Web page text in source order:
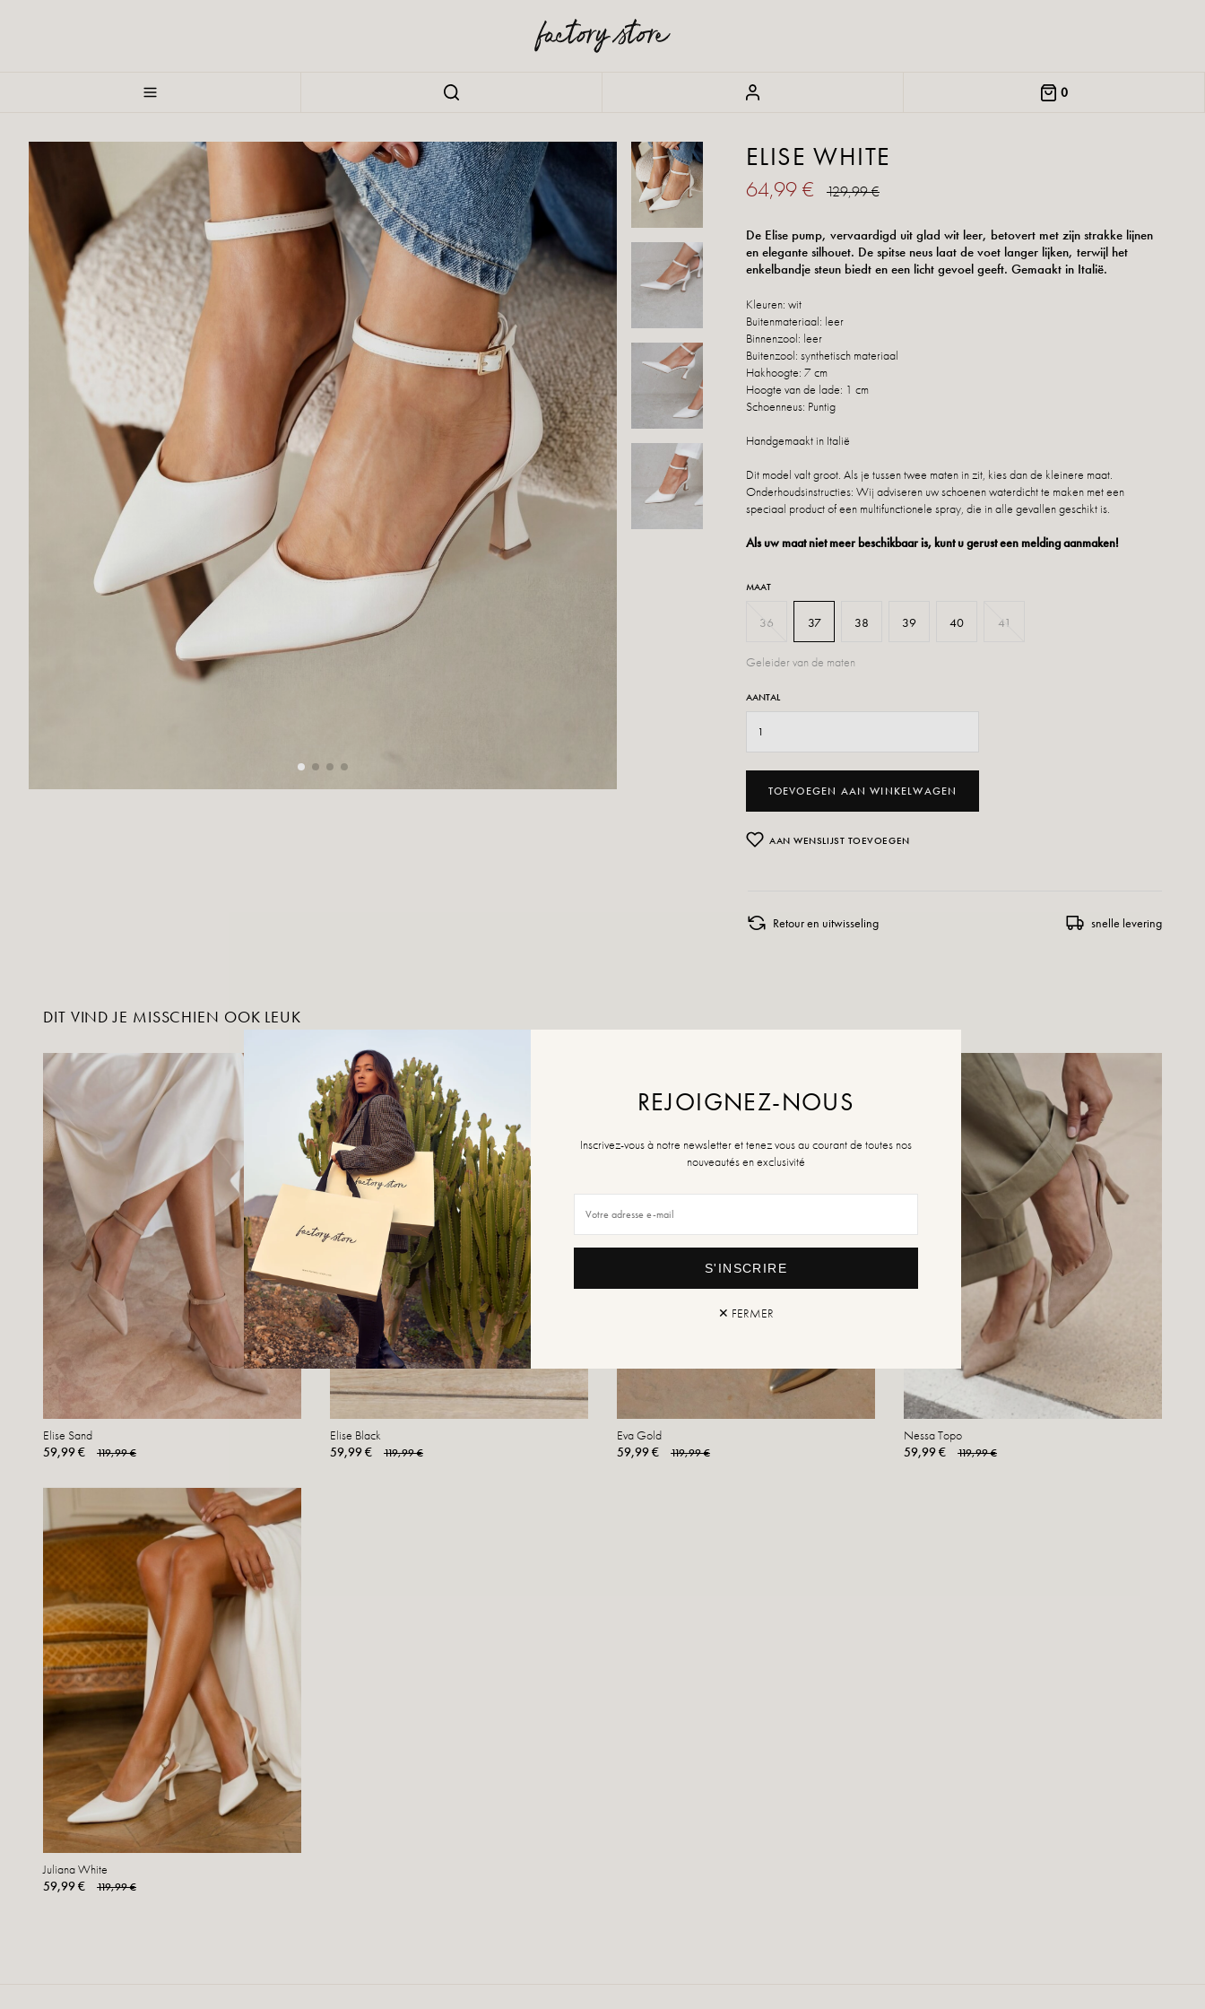
0
ELISE WHITE
64,99 € 129,99 €
De Elise pump, vervaardigd uit glad wit leer, betovert met zijn strakke lijnen
en elegante silhouet. De spitse neus laat de voet langer lijken, terwijl het
enkelbandje steun biedt en een licht gevoel geeft. Gemaakt in Italië.
Kleuren: wit
Buitenmateriaal: leer
Binnenzool: leer
Buitenzool: synthetisch materiaal
Hakhoogte: 7 cm
Hoogte van de lade: 1 cm
Schoenneus: Puntig
Handgemaakt in Italië
Dit model valt groot. Als je tussen twee maten in zit, kies dan de kleinere maat.
Onderhoudsinstructies: Wij adviseren uw schoenen waterdicht te maken met een
speciaal product of een multifunctionele spray, die in alle gevallen geschikt is.
Als uw maat niet meer beschikbaar is, kunt u gerust een melding aanmaken!
MAAT
36 37 38 39 40 41
Geleider van de maten
AANTAL
TOEVOEGEN AAN WINKELWAGEN
AAN WENSLIJST TOEVOEGEN
Retour en uitwisseling snelle levering
DIT VIND JE MISSCHIEN OOK LEUK
Elise Sand
59,99 €
119,99 €
Elise Black
59,99 €
119,99 €
Eva Gold
59,99 €
119,99 €
Nessa Topo
59,99 €
119,99 €
Juliana White
59,99 €
119,99 €
REJOIGNEZ-NOUS
Inscrivez-vous à notre newsletter et tenez vous au courant de toutes nos
nouveautés en exclusivité
S'INSCRIRE
✕ FERMER